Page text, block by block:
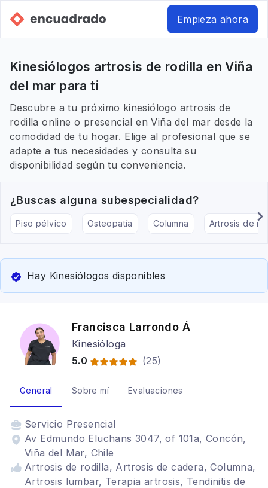
Empieza ahora
Kinesiólogos artrosis de rodilla en Viña
del mar para ti
Descubre a tu próximo kinesiólogo artrosis de
rodilla online o presencial en Viña del mar desde la
comodidad de tu hogar. Elige al profesional que se
adapte a tus necesidades y consulta su
disponibilidad según tu conveniencia.
¿Buscas alguna subespecialidad?
Piso pélvico Osteopatía Columna Artrosis de
Hay Kinesiólogos disponibles
Francisca Larrondo Á
Kinesióloga
5.0
(25)
General Sobre mí Evaluaciones
Servicio Presencial
Av Edmundo Eluchans 3047, of 101a, Concón,
Viña del Mar, Chile
Artrosis de rodilla, Artrosis de cadera, Columna,
Artrosis lumbar, Terapia artrosis, Tendinitis de